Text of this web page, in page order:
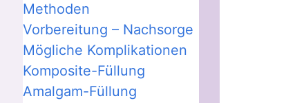
Methoden
Vorbereitung – Nachsorge
Mögliche Komplikationen
Komposite-Füllung
Amalgam-Füllung